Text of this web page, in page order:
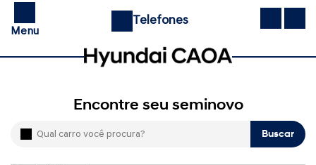
Menu
Telefones
Encontre seu seminovo
Buscar